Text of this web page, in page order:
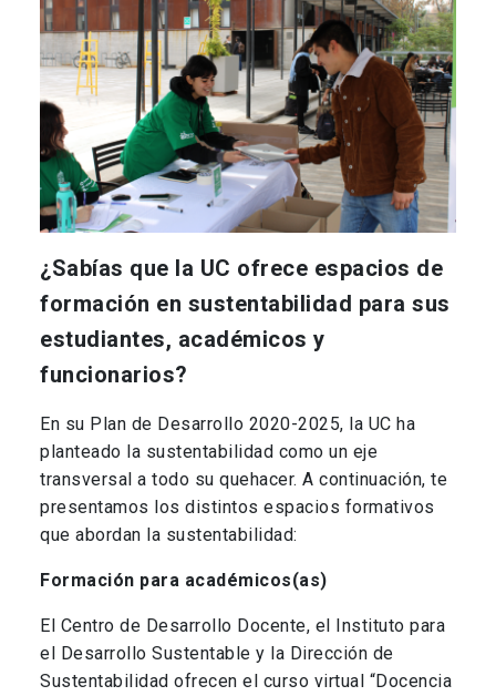
¿Sabías que la UC ofrece espacios de
formación en sustentabilidad para sus
estudiantes, académicos y
funcionarios?
En su Plan de Desarrollo 2020-2025, la UC ha
planteado la sustentabilidad como un eje
transversal a todo su quehacer. A continuación, te
presentamos los distintos espacios formativos
que abordan la sustentabilidad:
Formación para académicos(as)
El Centro de Desarrollo Docente, el Instituto para
el Desarrollo Sustentable y la Dirección de
Sustentabilidad ofrecen el curso virtual “Docencia